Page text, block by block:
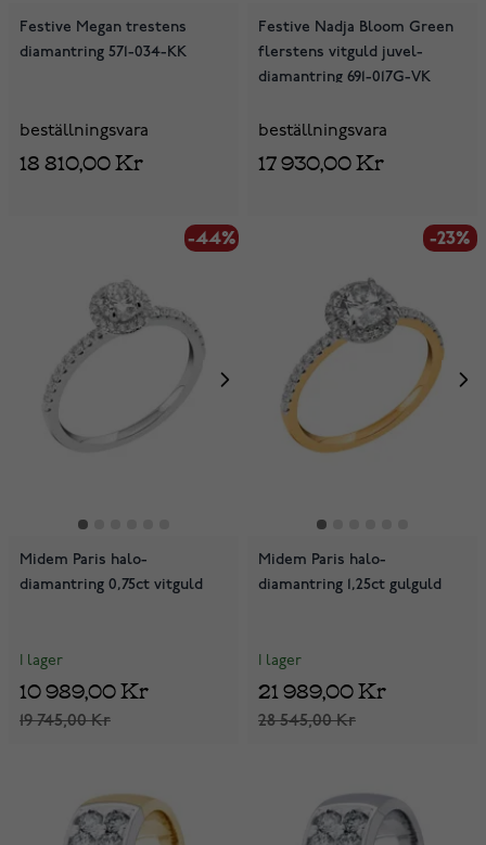
Festive Megan trestens
diamantring 571-034-KK
beställningsvara
18 810,00 Kr
Festive Nadja Bloom Green
flerstens vitguld juvel-
diamantring 691-017G-VK
beställningsvara
17 930,00 Kr
-44%
Midem Paris halo-
diamantring 0,75ct vitguld
I lager
19 745,00 Kr
10 989,00 Kr
-23%
Midem Paris halo-
diamantring 1,25ct gulguld
I lager
28 545,00 Kr
21 989,00 Kr